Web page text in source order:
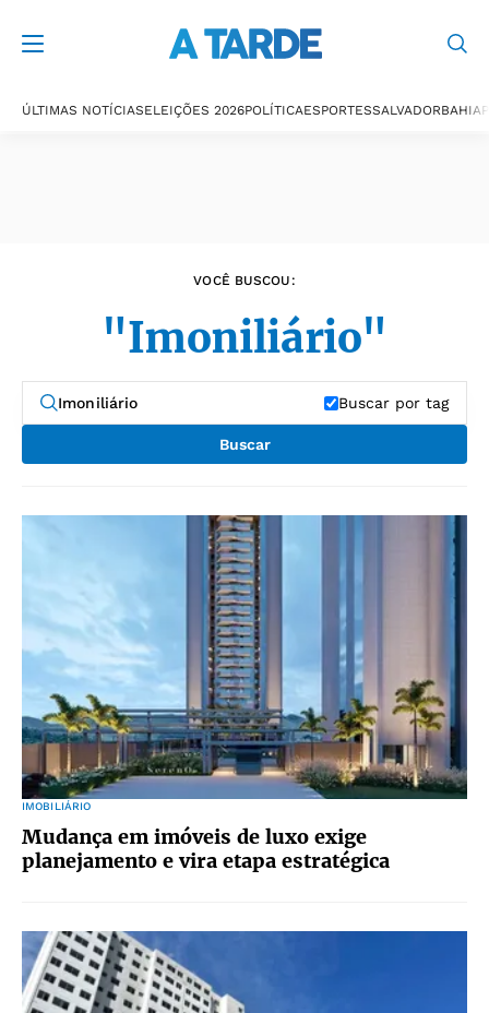
ÚLTIMAS NOTÍCIASELEIÇÕES 2026POLÍTICAESPORTESSALVADORBAHIA
VOCÊ BUSCOU:
"Imoniliário"
Buscar por tag
Buscar
IMOBILIÁRIO
Mudança em imóveis de luxo exige
planejamento e vira etapa estratégica